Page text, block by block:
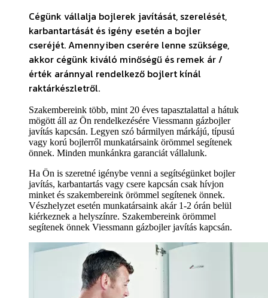
Cégünk vállalja bojlerek javítását, szerelését,
karbantartását és igény esetén a bojler
cseréjét. Amennyiben cserére lenne szüksége,
akkor cégünk kiváló minőségű és remek ár /
érték aránnyal rendelkező bojlert kínál
raktárkészletről.
Szakembereink több, mint 20 éves tapasztalattal a hátuk
mögött áll az Ön rendelkezésére Viessmann gázbojler
javítás kapcsán. Legyen szó bármilyen márkájú, típusú
vagy korú bojlerről munkatársaink örömmel segítenek
önnek. Minden munkánkra garanciát vállalunk.
Ha Ön is szeretné igénybe venni a segítségünket bojler
javítás, karbantartás vagy csere kapcsán csak hívjon
minket és szakembereink örömmel segítenek önnek.
Vészhelyzet esetén munkatársaink akár 1-2 órán belül
kiérkeznek a helyszínre. Szakembereink örömmel
segítenek önnek Viessmann gázbojler javítás kapcsán.